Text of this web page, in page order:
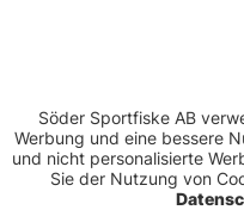
Söder Sportfiske AB
Werbung und eine bessere
und nicht personalisierte
Sie der Nutzung von